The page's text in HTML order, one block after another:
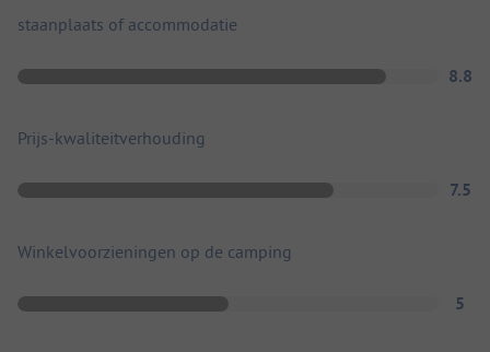
staanplaats of accommodatie
8.8
Prijs-kwaliteitverhouding
7.5
Winkelvoorzieningen op de camping
5